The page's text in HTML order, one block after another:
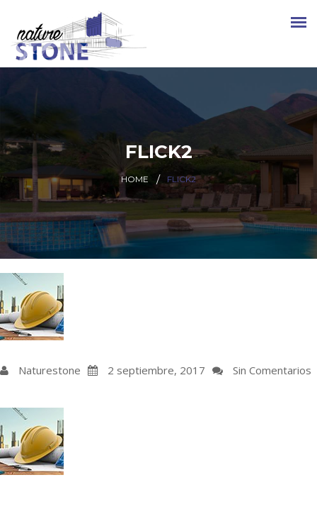
FLICK2
HOME FLICK2
Naturestone 2 septiembre, 2017 Sin Comentarios